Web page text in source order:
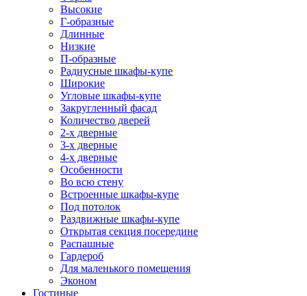
Высокие
Г-образные
Длинные
Низкие
П-образные
Радиусные шкафы-купе
Широкие
Угловые шкафы-купе
Закругленный фасад
Количество дверей
2-х дверные
3-х дверные
4-х дверные
Особенности
Во всю стену
Встроенные шкафы-купе
Под потолок
Раздвижные шкафы-купе
Открытая секция посередине
Распашные
Гардероб
Для маленького помещения
Эконом
Гостиные